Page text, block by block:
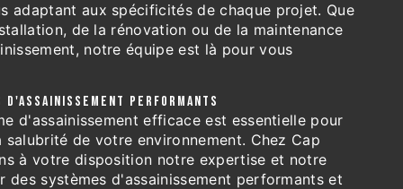
adaptant aux spécificités de chaque projet. Que
de la rénovation ou de la maintenance
notre équipe est là pour vous
PERFORMANTS
d'assainissement efficace est essentielle pour
de votre environnement. Chez Cap
à votre disposition notre expertise et notre
des systèmes d'assainissement performants et